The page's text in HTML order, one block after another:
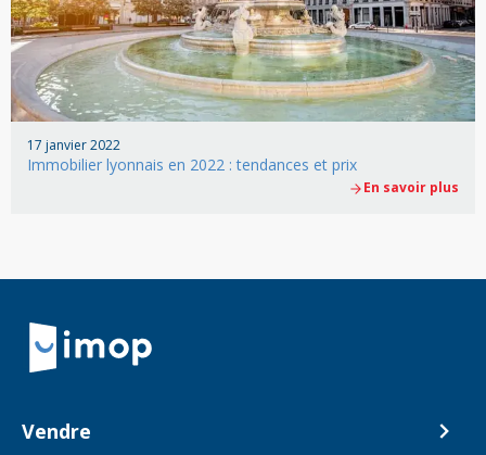
17 janvier 2022
Immobilier lyonnais en 2022 : tendances et prix
En savoir plus
Retour à la navigation principale
Vendre